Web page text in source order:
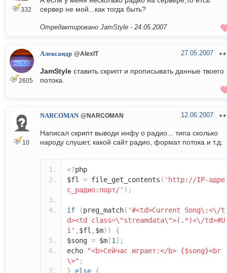
332
сервер не мой...как тогда быть?
Отредактировано JamStyle - 24.05.2007
2605
Александр @AlexIT 27.05.2007
JamStyle ставить скрипт и прописывать данные твоего
потока.
10
NARCOMAN @NARCOMAN 12.06.2007
Написал скрипт выводи инфу о радио... типа сколько
народу слушет, какой сайт радио, формат потока и т.д.
<?php
$fl = file_get_contents ( 'http://IP-адре
с_радио:порт/' );
if (preg_match( '#<td>Current Song\:<\/t
d><td class=\"streamdata\">(.*)<\/td>#U
i' , $fl , $m))
{
$song = $m [1];
echo
"<b>Сейчас играет:</b> {$song}<br
\>" ;
}
else {